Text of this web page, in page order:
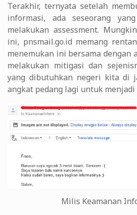
Terakhir, ternyata setelah
informasi, ada seseorang
melakukan assessment.
ini, pnsmail.go.id memang
menemukan ini bersama dengan
melakukan mitigasi dan
yang dibutuhkan negeri kita di
angkat pedang lagi untuk
Milis Keamanan